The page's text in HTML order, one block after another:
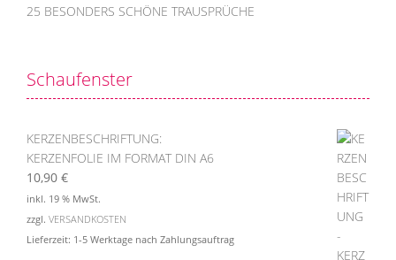
25 BESONDERS SCHÖNE TRAUSPRÜCHE
Schaufenster
KERZENBESCHRIFTUNG:
KERZENFOLIE IM FORMAT DIN A6
10,90 €
inkl. 19 % MwSt.
zzgl. VERSANDKOSTEN
Lieferzeit: 1-5 Werktage nach Zahlungsauftrag